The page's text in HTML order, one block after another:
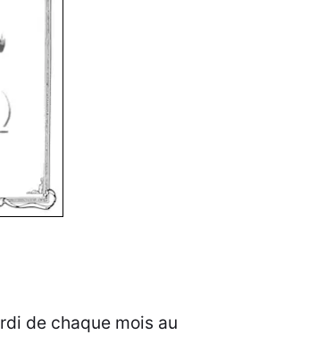
de chaque mois au